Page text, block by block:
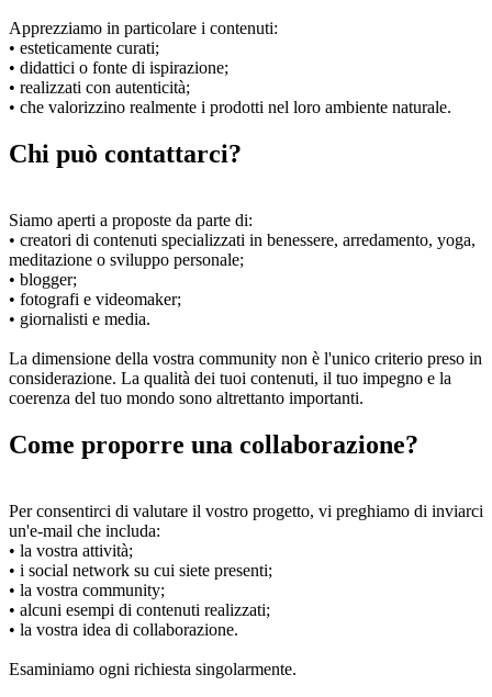
Apprezziamo in particolare i contenuti:
• esteticamente curati;
• didattici o fonte di ispirazione;
• realizzati con autenticità;
• che valorizzino realmente i prodotti nel loro ambiente naturale.
Chi può contattarci?
Siamo aperti a proposte da parte di:
• creatori di contenuti specializzati in benessere, arredamento, yoga,
meditazione o sviluppo personale;
• blogger;
• fotografi e videomaker;
• giornalisti e media.
La dimensione della vostra community non è l'unico criterio preso in
considerazione. La qualità dei tuoi contenuti, il tuo impegno e la
coerenza del tuo mondo sono altrettanto importanti.
Come proporre una collaborazione?
Per consentirci di valutare il vostro progetto, vi preghiamo di inviarci
un'e-mail che includa:
• la vostra attività;
• i social network su cui siete presenti;
• la vostra community;
• alcuni esempi di contenuti realizzati;
• la vostra idea di collaborazione.
Esaminiamo ogni richiesta singolarmente.